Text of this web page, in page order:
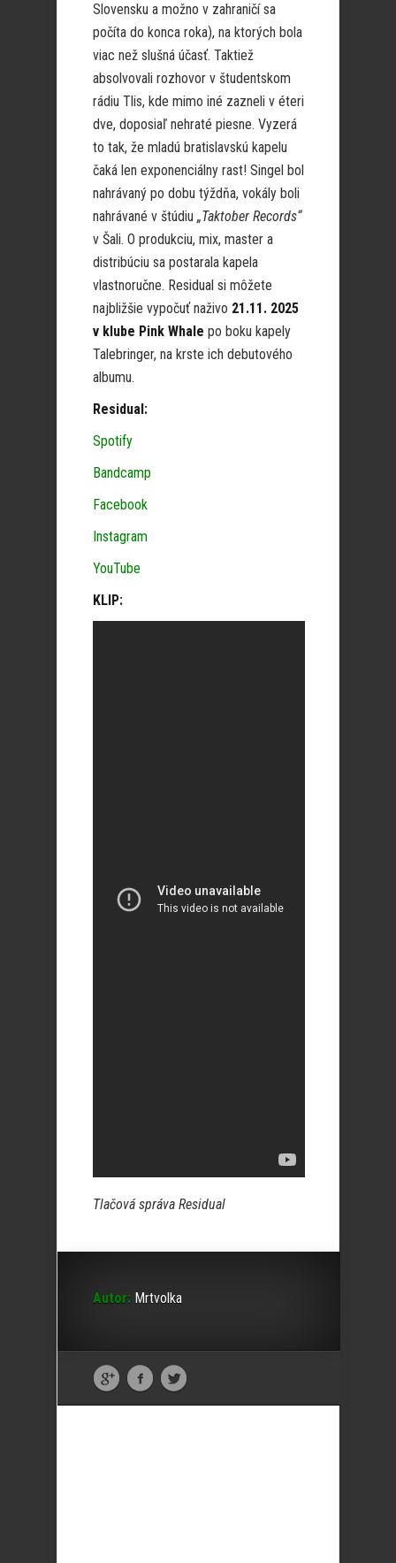
Slovensku a možno v zahraničí sa
počíta do konca roka), na ktorých bola
viac než slušná účasť. Taktiež
absolvovali rozhovor v študentskom
rádiu Tlis, kde mimo iné zazneli v éteri
dve, doposiaľ nehraté piesne. Vyzerá
to tak, že mladú bratislavskú kapelu
čaká len exponenciálny rast! Singel bol
nahrávaný po dobu týždňa, vokály boli
nahrávané v štúdiu „Taktober Records“
v Šali. O produkciu, mix, master a
distribúciu sa postarala kapela
vlastnoručne. Residual si môžete
najbližšie vypočuť naživo 21.11. 2025
v klube Pink Whale po boku kapely
Talebringer, na krste ich debutového
albumu.
Residual:
Spotify
Bandcamp
Facebook
Instagram
YouTube
KLIP:
Tlačová správa Residual
Autor: Mrtvolka